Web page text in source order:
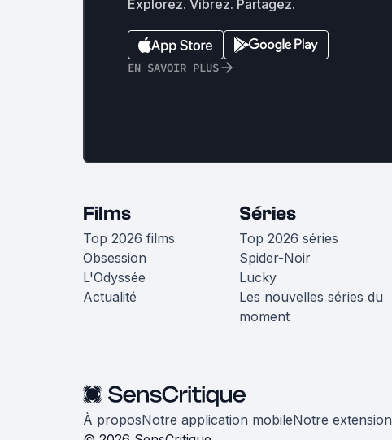
Explorez. Vibrez. Partagez.
EN SAVOIR PLUS
Films
Top 2026 films
Obsession
L'Odyssée
Actualité
Séries
Top 2026 séries
Spider-Noir
Lucky
Les nouvelles séries du
moment
À proposNotre application mobileNotre extension